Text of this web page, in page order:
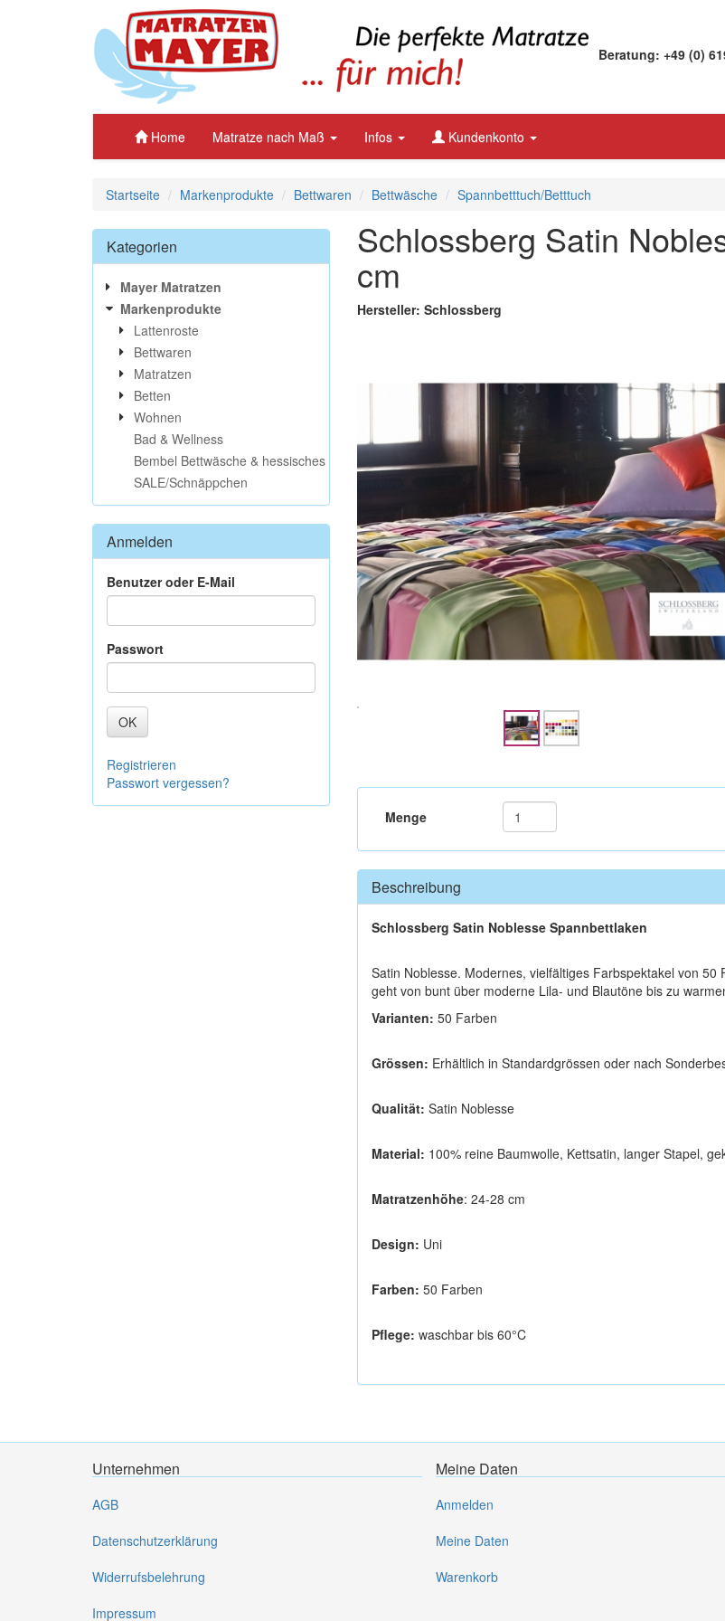
Beratung: +49 (0)
Home Matratze nach Maß Infos Kundenkonto
Startseite Markenprodukte Bettwaren Bettwäsche Spannbetttuch/Betttuch
Schlossberg Satin
cm
Hersteller: Schlossberg
Menge
Beschreibung
Schlossberg Satin Noblesse Spannbettlaken
Satin Noblesse. Modernes, vielfältiges Farbspektakel von
geht von bunt über moderne Lila- und Blautöne bis zu
Varianten: 50 Farben
Grössen: Erhältlich in Standardgrössen oder nach
Qualität: Satin Noblesse
Material: 100% reine Baumwolle, Kettsatin, langer Stapel,
Matratzenhöhe: 24-28 cm
Design: Uni
Farben: 50 Farben
Pflege: waschbar bis 60°C
Kategorien
Mayer Matratzen
Markenprodukte
Lattenroste
Bettwaren
Matratzen
Betten
Wohnen
Bad & Wellness
Bembel Bettwäsche & hessisches
SALE/Schnäppchen
Anmelden
Benutzer oder E-Mail
Passwort
OK
Registrieren
Passwort vergessen?
Unternehmen
AGB
Datenschutzerklärung
Widerrufsbelehrung
Impressum
Meine Daten
Anmelden
Meine Daten
Warenkorb